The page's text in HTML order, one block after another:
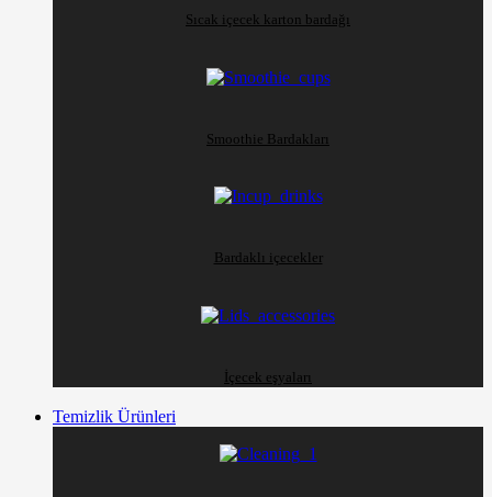
Sıcak içecek karton bardağı
Smoothie Bardakları
Bardaklı içecekler
İçecek eşyaları
Temizlik Ürünleri